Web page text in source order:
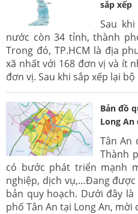
sắp xếp
Sau
nước còn 34 tỉnh, thành
Trong đó, TP.HCM là địa
xã nhất với 168 đơn vị và ít
đơn vị. Sau khi sắp xếp lại
Bản đồ
Long An
Tân An
Thành
có bước phát triển mạnh
nghiệp, dịch vụ,…Đang
bản quy hoạch. Dưới đây
phố Tân An tại Long An,